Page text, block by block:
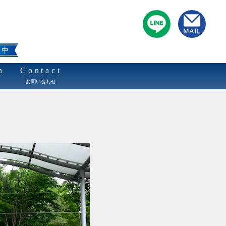
Contact
お問い合わせ